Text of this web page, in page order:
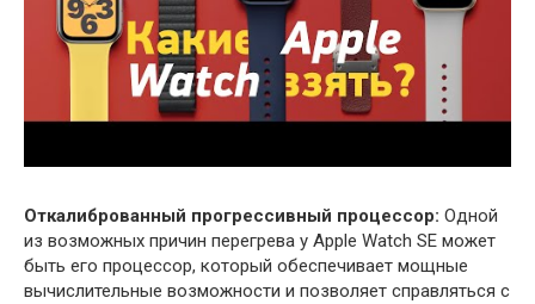
Откалиброванный прогрессивный процессор: Одной
из возможных причин перегрева у Apple Watch SE может
быть его процессор, который обеспечивает мощные
вычислительные возможности и позволяет справляться с